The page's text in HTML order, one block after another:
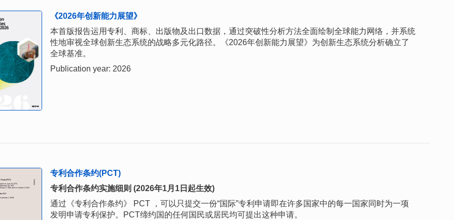
《2026年创新能力展望》
本首版报告运用专利、商标、出版物及出口数据，通过突破性分析方法全面绘制全球能力网络，并系统
性地审视全球创新生态系统的战略多元化路径。《2026年创新能力展望》为创新生态系统分析确立了
全球基准。
Publication year: 2026
专利合作条约(PCT)
专利合作条约实施细则 (2026年1月1日起生效)
通过《专利合作条约》 PCT ，可以只提交一份“国际”专利申请即在许多国家中的每一国家同时为一项
发明申请专利保护。PCT缔约国的任何国民或居民均可提出这种申请。